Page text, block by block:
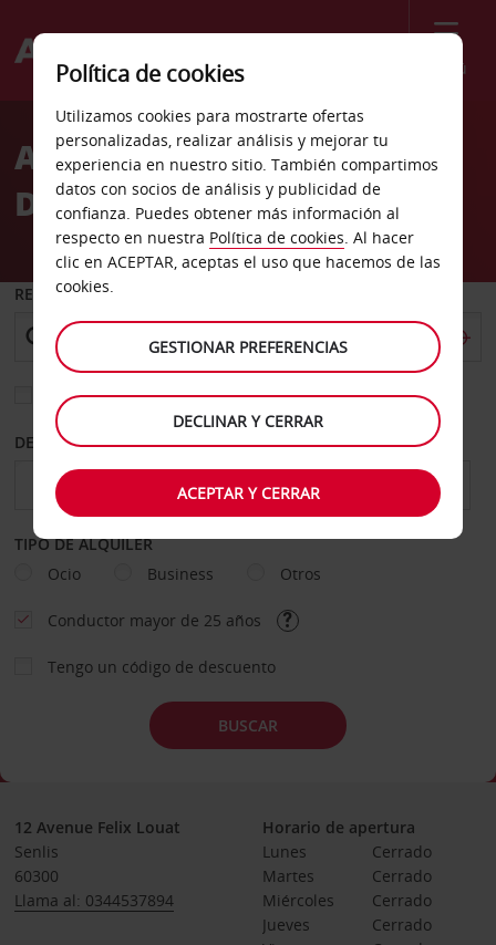
Menú
Welcome
AvisAlquiler de coches Senlis
DT
RECOGER EN
Elegir otra oficina de devolución
DESDE HASTA
TIPO DE ALQUILER
Ocio
Business Otros
Conductor mayor de 25 años
Tengo un código de descuento
BUSCAR
12 Avenue Felix Louat
Senlis
60300
Llama al: 0344537894
Horario de apertura
Lunes
Cerrado
Martes
Cerrado
Miércoles
Cerrado
Jueves
Cerrado
Política de cookies
Utilizamos cookies para mostrarte ofertas
personalizadas, realizar análisis y mejorar tu
experiencia en nuestro sitio. También compartimos
datos con socios de análisis y publicidad de
confianza. Puedes obtener más información al
respecto en nuestra Política de cookies. Al hacer
clic en ACEPTAR, aceptas el uso que hacemos de las
cookies.
GESTIONAR PREFERENCIAS
DECLINAR Y CERRAR
ACEPTAR Y CERRAR